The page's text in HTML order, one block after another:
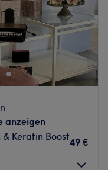
anzeigen
Keratin Boost
49 €